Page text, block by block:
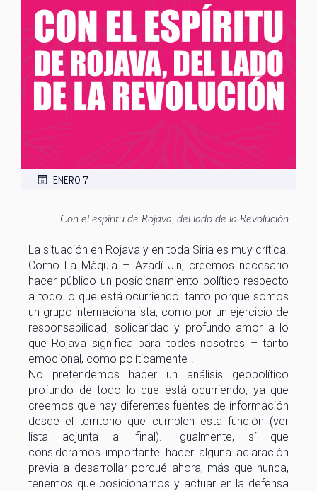
ENERO 7
Con el espíritu de Rojava, del lado de la Revolución
La situación en Rojava y en toda Siria es muy crítica.
Como La Màquia – Azadî Jin, creemos necesario
hacer público un posicionamiento político respecto
a todo lo que está ocurriendo: tanto porque somos
un grupo internacionalista, como por un ejercicio de
responsabilidad, solidaridad y profundo amor a lo
que Rojava significa para todes nosotres – tanto
emocional, como políticamente-.
No pretendemos hacer un análisis geopolítico
profundo de todo lo que está ocurriendo, ya que
creemos que hay diferentes fuentes de información
desde el territorio que cumplen esta función (ver
lista adjunta al final). Igualmente, sí que
consideramos importante hacer alguna aclaración
previa a desarrollar porqué ahora, más que nunca,
tenemos que posicionarnos y actuar en la defensa